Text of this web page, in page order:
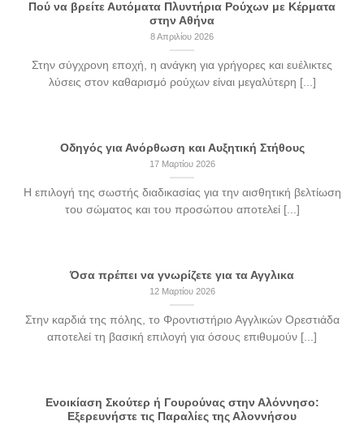
Πού να βρείτε Αυτόματα Πλυντήρια Ρούχων με Κέρματα
στην Αθήνα
8 Απριλίου 2026
Στην σύγχρονη εποχή, η ανάγκη για γρήγορες και ευέλικτες
λύσεις στον καθαρισμό ρούχων είναι μεγαλύτερη [...]
Οδηγός για Ανόρθωση και Αυξητική Στήθους
17 Μαρτίου 2026
Η επιλογή της σωστής διαδικασίας για την αισθητική βελτίωση
του σώματος και του προσώπου αποτελεί [...]
Όσα πρέπει να γνωρίζετε για τα Αγγλικα
12 Μαρτίου 2026
Στην καρδιά της πόλης, το Φροντιστήριο Αγγλικών Ορεστιάδα
αποτελεί τη βασική επιλογή για όσους επιθυμούν [...]
Ενοικίαση Σκούτερ ή Γουρούνας στην Αλόννησο:
Εξερευνήστε τις Παραλίες της Αλοννήσου